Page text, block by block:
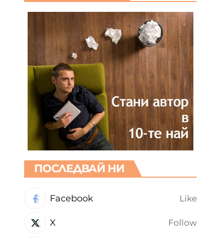
ПОСЛЕДВАЙ НИ
Facebook Like
X Follow